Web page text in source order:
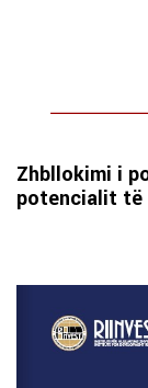
Zhbllokimi i
potencialit të